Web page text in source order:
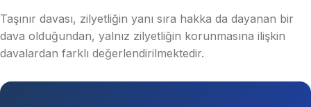
Taşınır davası, zilyetliğin yanı sıra hakka da dayanan bir
dava olduğundan, yalnız zilyetliğin korunmasına ilişkin
davalardan farklı değerlendirilmektedir.